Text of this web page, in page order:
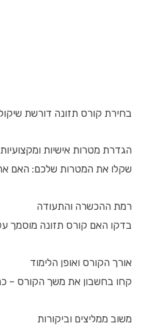
בחירת קורס תזונה דורשת
הגדרת מטרות אישיות ומקצועיות
שקלו את המטרות שלכם: האם
רמת ההכשרה והתעודה
בדקו האם קורס תזונה מוסמך
אורך הקורס ואופן הלימוד
קחו בחשבון את משך הקורס –
משוב ממליצים וביקורות